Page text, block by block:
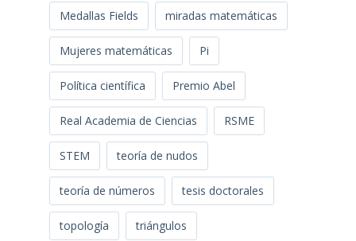
Medallas Fields miradas matemáticas
Mujeres matemáticas Pi
Política científica Premio Abel
Real Academia de Ciencias RSME
STEM teoría de nudos
teoría de números tesis doctorales
topología triángulos